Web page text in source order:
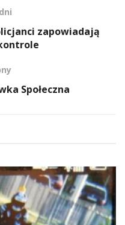
zapowiadają
Społeczna